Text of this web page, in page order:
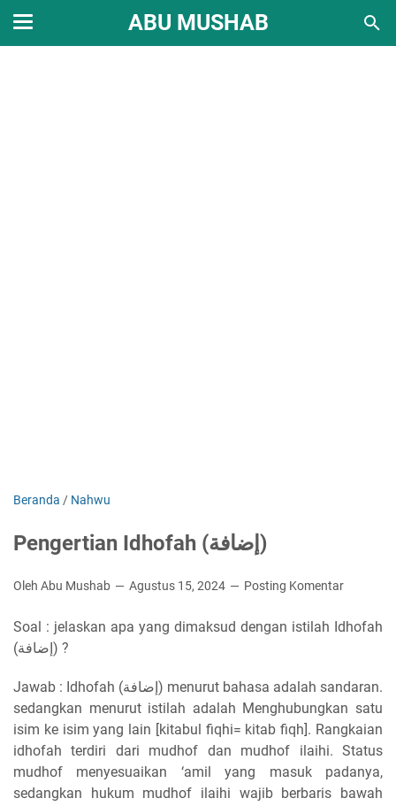
ABU MUSHAB
Beranda / Nahwu
Pengertian Idhofah (إضافة)
Oleh Abu Mushab Agustus 15, 2024 Posting Komentar
Soal : jelaskan apa yang dimaksud dengan istilah Idhofah
(إضافة) ?
Jawab : Idhofah (إضافة) menurut bahasa adalah sandaran.
sedangkan menurut istilah adalah Menghubungkan satu
isim ke isim yang lain [kitabul fiqhi= kitab fiqh]. Rangkaian
idhofah terdiri dari mudhof dan mudhof ilaihi. Status
mudhof menyesuaikan ‘amil yang masuk padanya,
sedangkan hukum mudhof ilaihi wajib berbaris bawah